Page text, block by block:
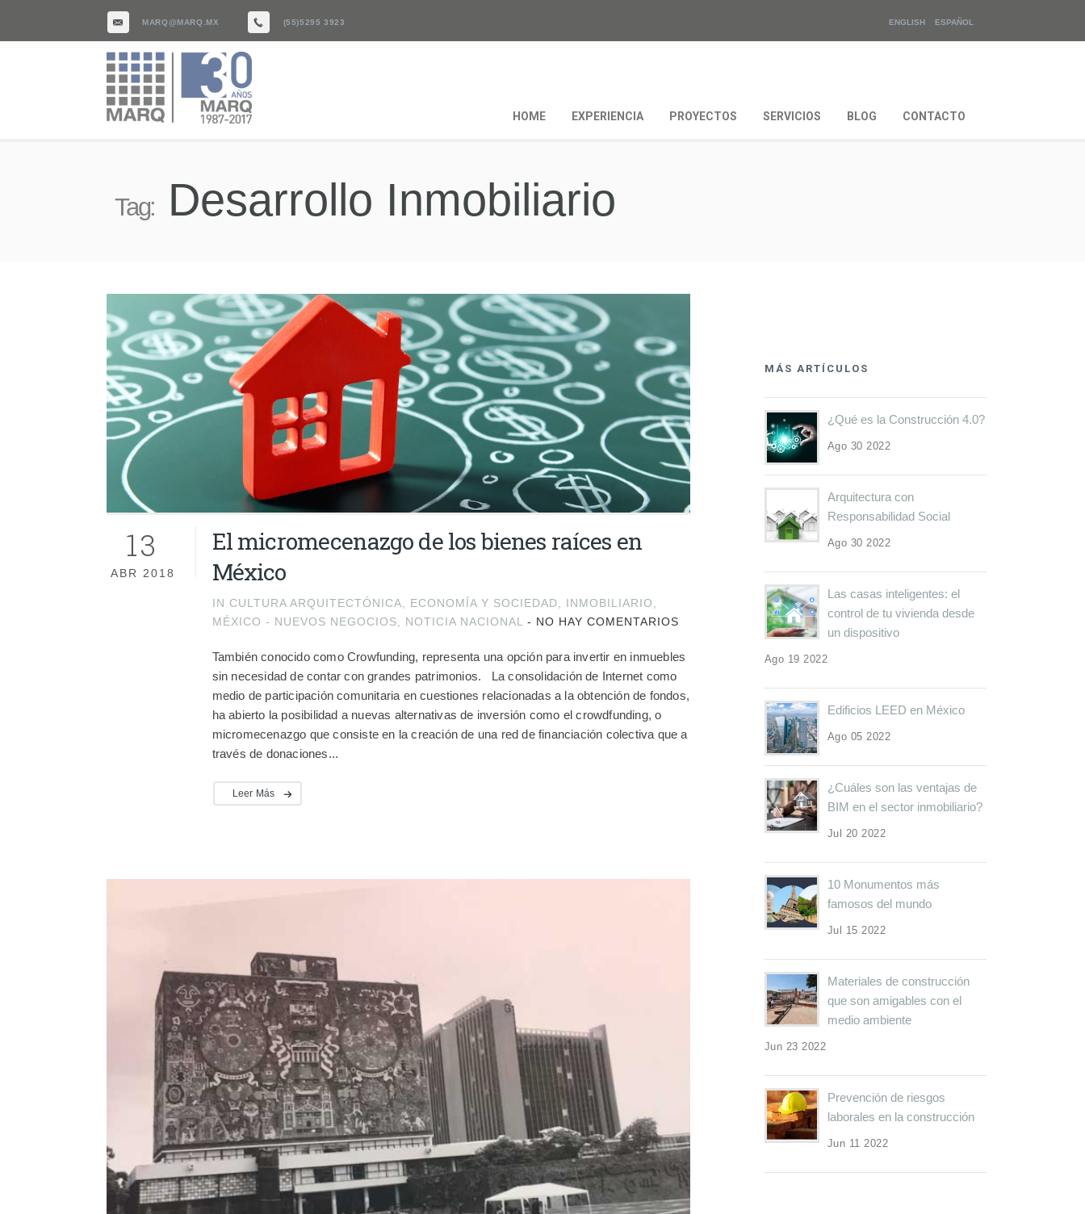
MARQ@MARQ.MX (55)5295 3923 ENGLISH ESPAÑOL
HOME EXPERIENCIA PROYECTOS SERVICIOS BLOG CONTACTO
Tag: Desarrollo Inmobiliario
13
ABR 2018
El micromecenazgo de los bienes raíces en
México
IN CULTURA ARQUITECTÓNICA ECONOMÍA Y SOCIEDAD INMOBILIARIO
MÉXICO - NUEVOS NEGOCIOS
NOTICIA NACIONAL - NO HAY COMENTARIOS
También conocido como Crowfunding, representa una opción para invertir en inmuebles
sin necesidad de contar con grandes patrimonios. La consolidación de Internet como
medio de participación comunitaria en cuestiones relacionadas a la obtención de fondos,
ha abierto la posibilidad a nuevas alternativas de inversión como el crowdfunding, o
micromecenazgo que consiste en la creación de una red de financiación colectiva que a
través de donaciones...
Leer Más
MÁS ARTÍCULOS
¿Qué es la Construcción 4.0?
Ago 30 2022
Arquitectura con
Responsabilidad Social
Ago 30 2022
Las casas inteligentes: el
control de tu vivienda desde
un dispositivo
Ago 19 2022
Edificios LEED en México
Ago 05 2022
¿Cuáles son las ventajas de
BIM en el sector inmobiliario?
Jul 20 2022
10 Monumentos más
famosos del mundo
Jul 15 2022
Materiales de construcción
que son amigables con el
medio ambiente
Jun 23 2022
Prevención de riesgos
laborales en la construcción
Jun 11 2022